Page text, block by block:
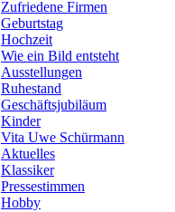
Zufriedene Firmen
Geburtstag
Hochzeit
Wie ein Bild entsteht
Ausstellungen
Ruhestand
Geschäftsjubiläum
Kinder
Vita Uwe Schürmann
Aktuelles
Klassiker
Pressestimmen
Hobby